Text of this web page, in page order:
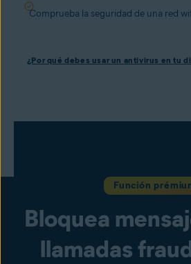
Comprueba la seguridad de una red
¿Por qué debes usar un antivirus en tu
Función
Bloquea
llamadas